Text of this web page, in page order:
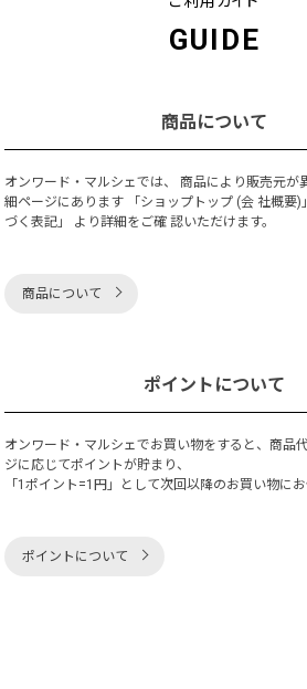
GUIDE
商品について
オンワード・マルシェでは、 商品により販売元が
細ページにあります 「ショップトップ (会 社概要)
づく表記」 より詳細をご確 認いただけます。
商品について
ポイントについて
オンワード・マルシェでお買い物をすると、商品
ジに応じてポイントが貯まり、
「1ポイント=1円」として次回以降のお買い物にお
ポイントについて